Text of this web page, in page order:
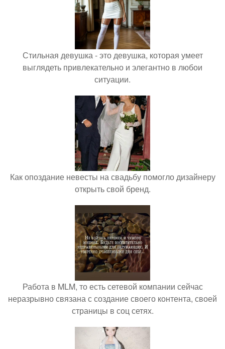
Стильная девушка - это девушка, которая умеет
выглядеть привлекательно и элегантно в любои
ситуации.
Как опоздание невесты на свадьбу помогло дизайнеру
открыть свой бренд.
Работа в MLM, то есть сетевой компании сейчас
неразрывно связана с создание своего контента, своей
страницы в соц сетях.